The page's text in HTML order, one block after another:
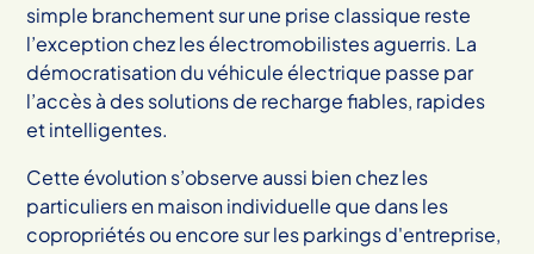
simple branchement sur une prise classique reste
l’exception chez les électromobilistes aguerris. La
démocratisation du véhicule électrique passe par
l’accès à des solutions de recharge fiables, rapides
et intelligentes.
Cette évolution s’observe aussi bien chez les
particuliers en maison individuelle que dans les
copropriétés ou encore sur les parkings d'entreprise,